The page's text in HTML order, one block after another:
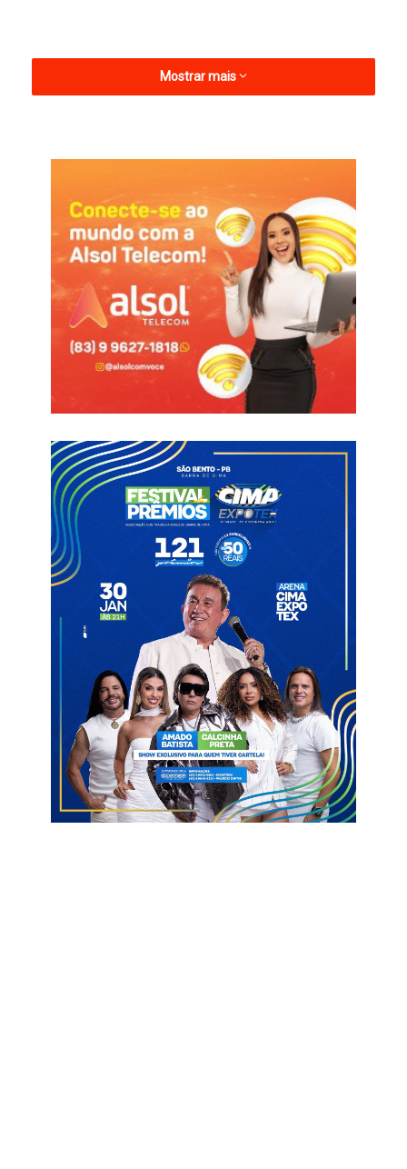
Nas Copas do Mundo de 2022 e 2026, a Argentina aparece
com o dobro de pênaltis a favor em comparação ao segundo
colocado do ranking, a Inglaterra. Enquanto os argentinos
tiveram oito penalidades assinaladas, os ingleses acumulam
quatro no mesmo período.
Além da Argentina e Inglaterra, outras seleções também
aparecem entre as que mais receberam pênaltis nas últimas
duas edições da competição. Brasil, França e Portugal tiveram
três cobranças cada, enquanto Alemanha, Irã, Polônia e Suíça
registraram dois pênaltis a favor.
Com uma penalidade marcada, estão seleções como África do
Sul, Arábia Saudita, Áustria, Bélgica, Canadá, Equador, Espanha,
Gana, México, Noruega, País de Gales, República Democrática
do Congo e Senegal.
Após garantir a classificação, a Argentina terá pela frente a
Suíça nas quartas de final da Copa do Mundo. O confronto
está marcado para sábado (11), às 22h (horário de Brasília),
em Kansas City.
Copa do Mundo Messi Penaltis
Mostrar mais